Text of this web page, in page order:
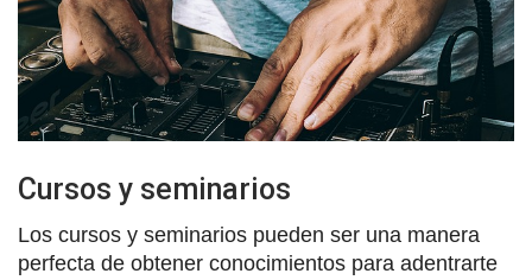
Cursos y seminarios
Los cursos y seminarios pueden ser una manera
perfecta de obtener conocimientos para adentrarte